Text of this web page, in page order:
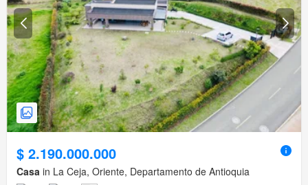
$ 2.190.000.000
Casa in La Ceja, Oriente, Departamento de Antioquia